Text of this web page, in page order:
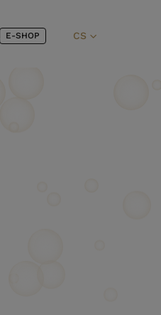
E-SHOP CS